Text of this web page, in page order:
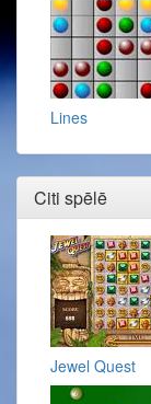
Lines
Citi spēlē
Jewel Quest